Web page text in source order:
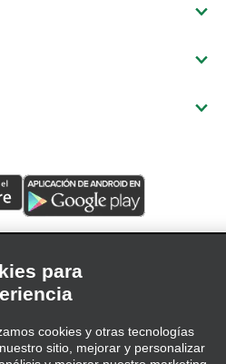
para
cookies y otras tecnologías
sitio, mejorar y personalizar